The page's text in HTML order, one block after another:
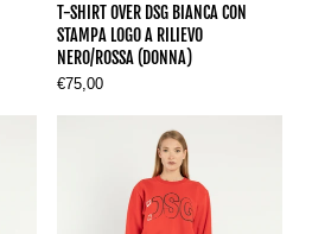
T-SHIRT OVER DSG BIANCA CON
STAMPA LOGO A RILIEVO
NERO/ROSSA (DONNA)
€75,00